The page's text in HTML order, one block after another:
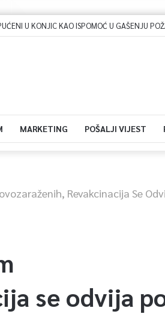
U KONJIC KAO ISPOMOĆ U GAŠENJU
MARKETING POŠALJI VIJEST
Revakcinacija Se
se odvija